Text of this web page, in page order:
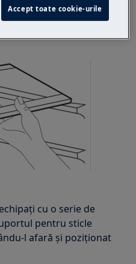
să poată fi
și poziționat după
cu o serie de
pentru sticle
l afară și poziționat
Accept toate cookie-urile